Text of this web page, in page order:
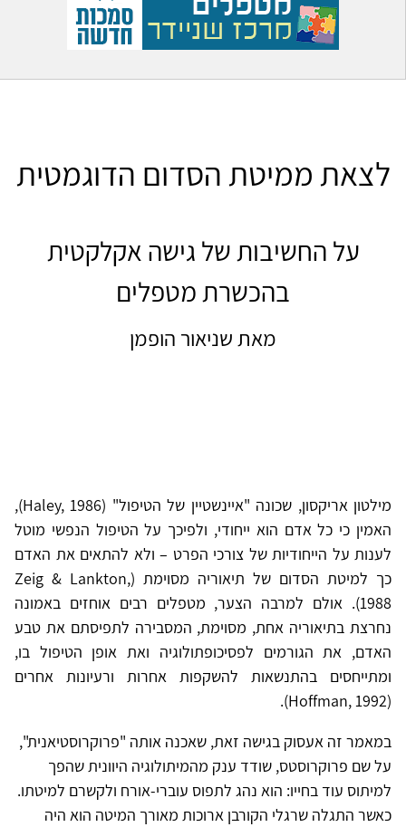
לצאת ממיטת הסדום הדוגמטית
על החשיבות של גישה אקלקטית
בהכשרת מטפלים
מאת שניאור הופמן
מילטון אריקסון, שכונה "איינשטיין של הטיפול" (Haley, 1986),
האמין כי כל אדם הוא ייחודי, ולפיכך על הטיפול הנפשי מוטל
לענות על הייחודיות של צורכי הפרט – ולא להתאים את האדם
כך למיטת הסדום של תיאוריה מסוימת (Zeig & Lankton,
1988). אולם למרבה הצער, מטפלים רבים אוחזים באמונה
נחרצת בתיאוריה אחת, מסוימת, המסבירה לתפיסתם את טבע
האדם, את הגורמים לפסיכופתולוגיה ואת אופן הטיפול בו,
ומתייחסים בהתנשאות להשקפות אחרות ורעיונות אחרים
(Hoffman, 1992).
במאמר זה אעסוק בגישה זאת, שאכנה אותה "פרוקרוסטיאנית",
על שם פרוקרוסטס, שודד ענק מהמיתולוגיה היוונית שהפך
למיתוס עוד בחייו: הוא נהג לתפוס עוברי-אורח ולקשרם למיטתו.
כאשר התגלה שרגלי הקורבן ארוכות מאורך המיטה הוא היה